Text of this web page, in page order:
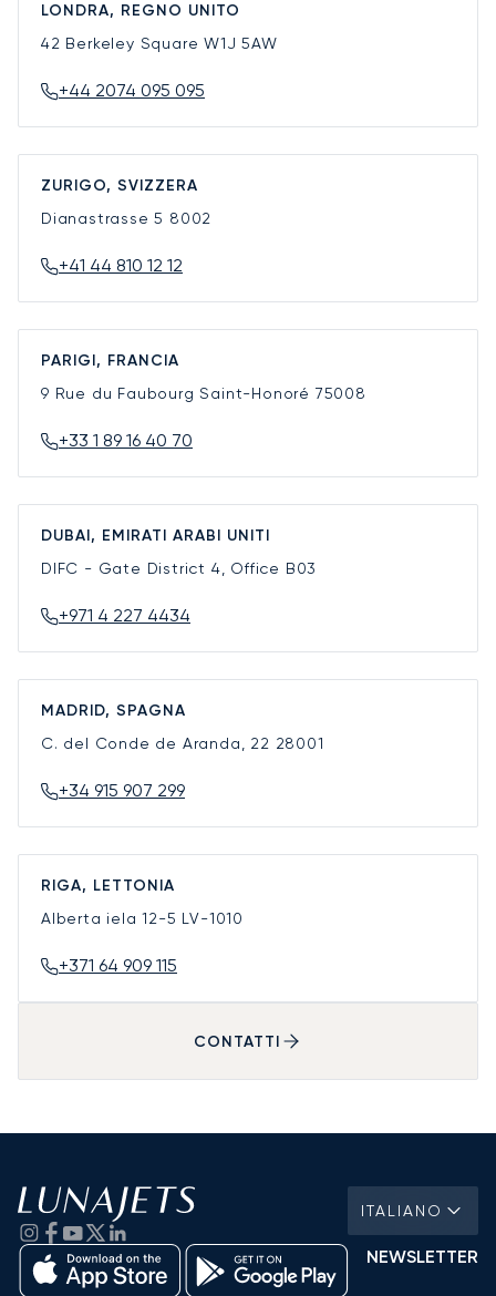
LONDRA, REGNO UNITO
42 Berkeley SquareW1J 5AW
+44 2074 095 095
ZURIGO, SVIZZERA
Dianastrasse 5 8002
+41 44 810 12 12
PARIGI, FRANCIA
9 Rue du Faubourg Saint-Honoré 75008
+33 1 89 16 40 70
DUBAI, EMIRATI ARABI UNITI
DIFC - Gate District 4, Office B03
+971 4 227 4434
MADRID, SPAGNA
C. del Conde de Aranda, 22 28001
+34 915 907 299
RIGA, LETTONIA
Alberta iela 12-5 LV-1010
+371 64 909 115
CONTATTI
ITALIANO
NEWSLETTER